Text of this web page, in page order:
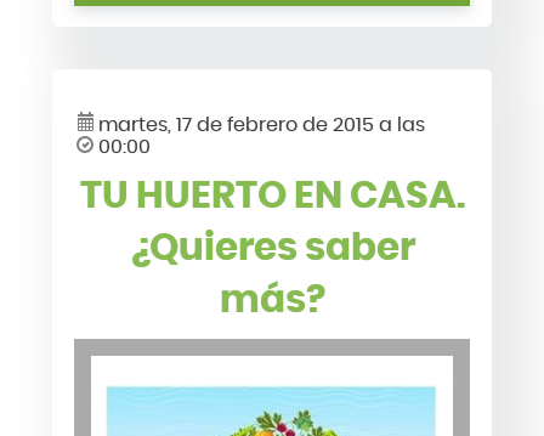
martes, 17 de febrero de 2015 a las
00:00
TU HUERTO EN CASA.
¿Quieres saber
más?